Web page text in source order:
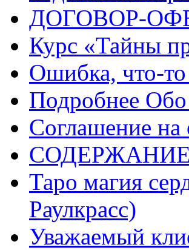
ДОГОВОР-
Курс «Тайны
Ошибка, что-
Подробнее
Соглашение на
СОДЕРЖАНИЕ
Таро магия
Раулкрасс)
Уважаемый